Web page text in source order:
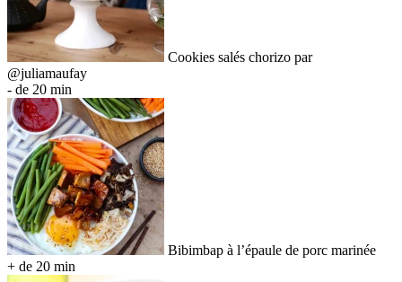
Cookies salés chorizo par
@juliamaufay
- de 20 min
Bibimbap à l’épaule de porc marinée
+ de 20 min